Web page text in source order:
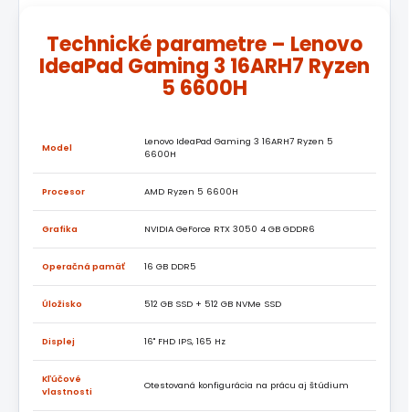
Technické parametre – Lenovo
IdeaPad Gaming 3 16ARH7 Ryzen
5 6600H
Model
Lenovo IdeaPad Gaming 3 16ARH7 Ryzen 5
6600H
Procesor AMD Ryzen 5 6600H
Grafika NVIDIA GeForce RTX 3050 4 GB GDDR6
Operačná pamäť 16 GB DDR5
Úložisko 512 GB SSD + 512 GB NVMe SSD
Displej 16" FHD IPS, 165 Hz
Kľúčové
vlastnosti
Otestovaná konfigurácia na prácu aj štúdium